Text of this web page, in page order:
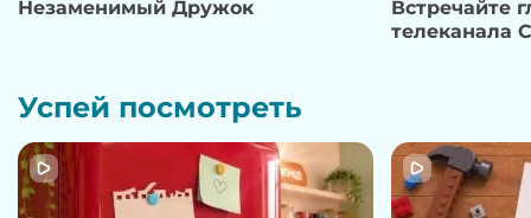
Незаменимый Дружок
Встречайте
телеканала
Успей посмотреть